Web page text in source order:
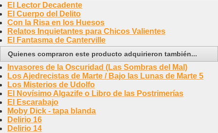
El Lector Decadente
El Cuerpo del Delito
Con la Risa en los Huesos
Relatos Inquietantes para Chicos Valientes
El Fantasma de Canterville
Quienes compraron este producto adquirieron también...
Invasores de la Oscuridad (Las Sombras del Mal)
Los Ajedrecistas de Marte / Bajo las Lunas de Marte 5
Los Misterios de Udolfo
El Novísimo Algazife o Libro de las Postrimerías
El Escarabajo
Moby Dick - tapa blanda
Delirio 16
Delirio 14